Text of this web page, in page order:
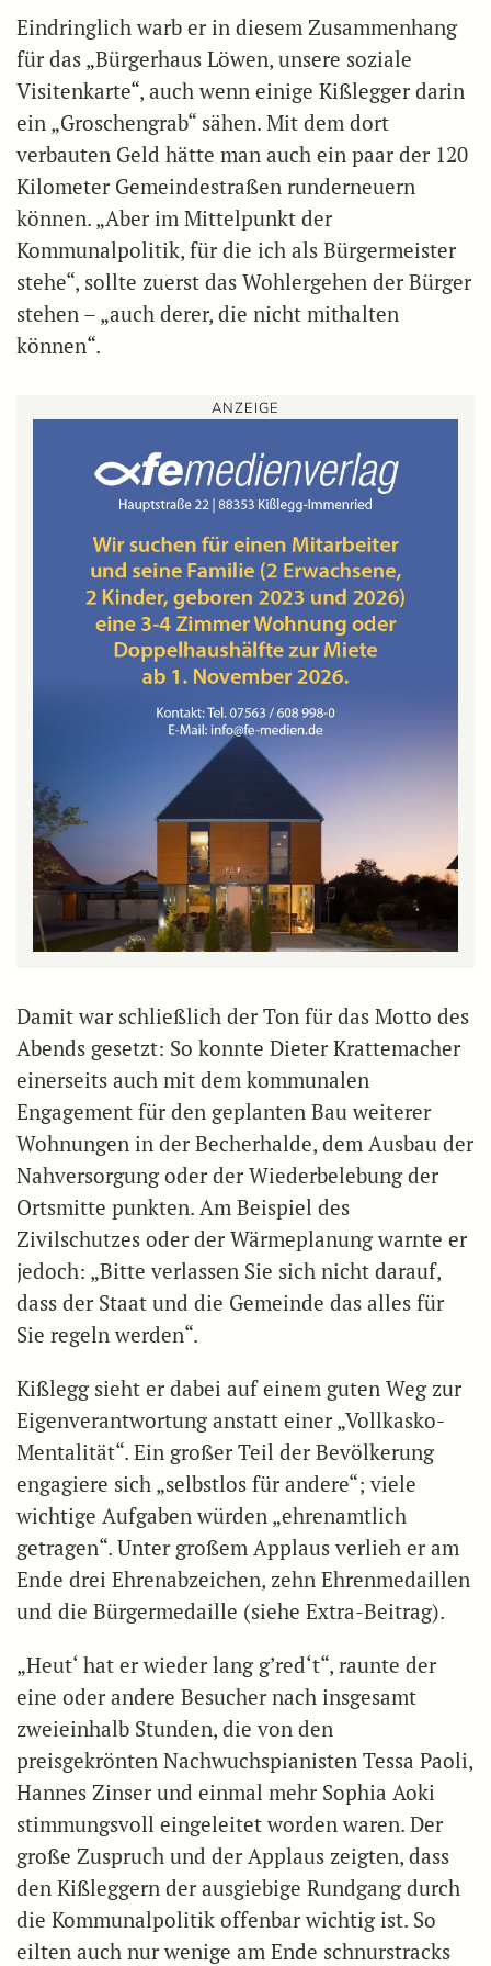
Eindringlich warb er in diesem Zusammenhang
für das „Bürgerhaus Löwen, unsere soziale
Visitenkarte“, auch wenn einige Kißlegger darin
ein „Groschengrab“ sähen. Mit dem dort
verbauten Geld hätte man auch ein paar der 120
Kilometer Gemeindestraßen runderneuern
können. „Aber im Mittelpunkt der
Kommunalpolitik, für die ich als Bürgermeister
stehe“, sollte zuerst das Wohlergehen der Bürger
stehen – „auch derer, die nicht mithalten
können“.
ANZEIGE
Damit war schließlich der Ton für das Motto des
Abends gesetzt: So konnte Dieter Krattemacher
einerseits auch mit dem kommunalen
Engagement für den geplanten Bau weiterer
Wohnungen in der Becherhalde, dem Ausbau der
Nahversorgung oder der Wiederbelebung der
Ortsmitte punkten. Am Beispiel des
Zivilschutzes oder der Wärmeplanung warnte er
jedoch: „Bitte verlassen Sie sich nicht darauf,
dass der Staat und die Gemeinde das alles für
Sie regeln werden“.
Kißlegg sieht er dabei auf einem guten Weg zur
Eigenverantwortung anstatt einer „Vollkasko-
Mentalität“. Ein großer Teil der Bevölkerung
engagiere sich „selbstlos für andere“; viele
wichtige Aufgaben würden „ehrenamtlich
getragen“. Unter großem Applaus verlieh er am
Ende drei Ehrenabzeichen, zehn Ehrenmedaillen
und die Bürgermedaille (siehe Extra-Beitrag).
„Heut‘ hat er wieder lang g’red‘t“, raunte der
eine oder andere Besucher nach insgesamt
zweieinhalb Stunden, die von den
preisgekrönten Nachwuchspianisten Tessa Paoli,
Hannes Zinser und einmal mehr Sophia Aoki
stimmungsvoll eingeleitet worden waren. Der
große Zuspruch und der Applaus zeigten, dass
den Kißleggern der ausgiebige Rundgang durch
die Kommunalpolitik offenbar wichtig ist. So
eilten auch nur wenige am Ende schnurstracks